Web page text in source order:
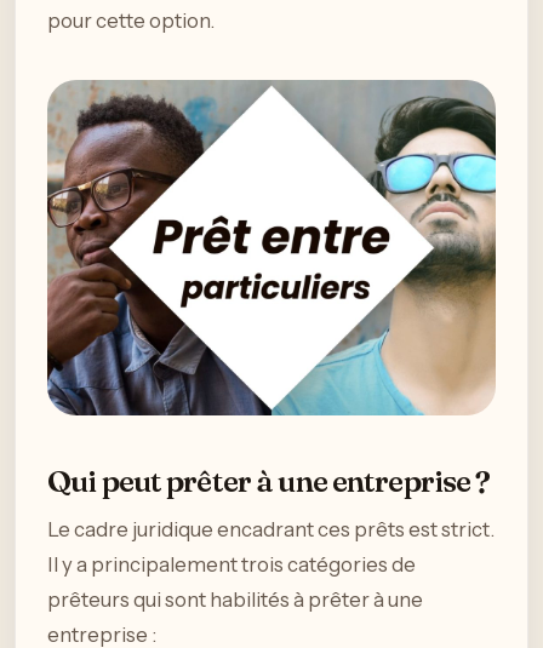
pour cette option.
Qui peut prêter à une entreprise ?
Le cadre juridique encadrant ces prêts est strict.
Il y a principalement trois catégories de
prêteurs qui sont habilités à prêter à une
entreprise :